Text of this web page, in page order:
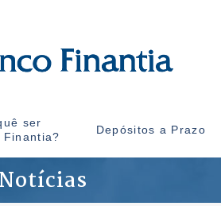
ser
Finantia?
Depósitos a Prazo
Notícias